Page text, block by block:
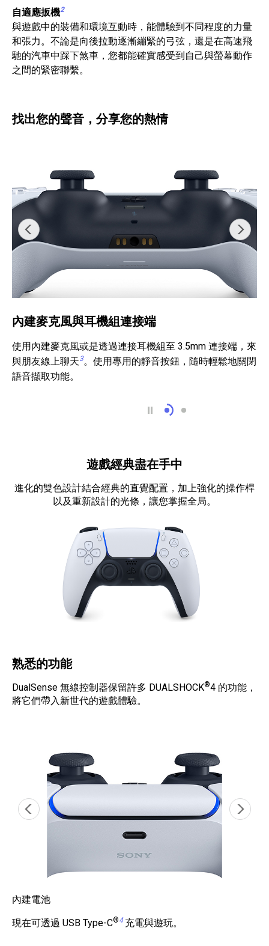
自適應扳機2
與遊戲中的裝備和環境互動時，能體驗到不同程度的力量
和張力。不論是向後拉動逐漸繃緊的弓弦，還是在高速飛
馳的汽車中踩下煞車，您都能確實感受到自己與螢幕動作
之間的緊密聯繫。
找出您的聲音，分享您的熱情
內建麥克風與耳機組連
創建按鈕
內建麥克風與耳機組連接端
使用內建麥克風或是透過連接耳機組至 3.5mm 連接端，來
與朋友線上聊天3。使用專用的靜音按鈕，隨時輕鬆地關閉
語音擷取功能。
遊戲經典盡在手中
進化的雙色設計結合經典的直覺配置，加上強化的操作桿
以及重新設計的光條，讓您掌握全局。
熟悉的功能
DualSense 無線控制器保留許多 DUALSHOCK®4 的功能，
將它們帶入新世代的遊戲體驗。
內建電池
現在可透過 USB Type-C®4 充電與遊玩。